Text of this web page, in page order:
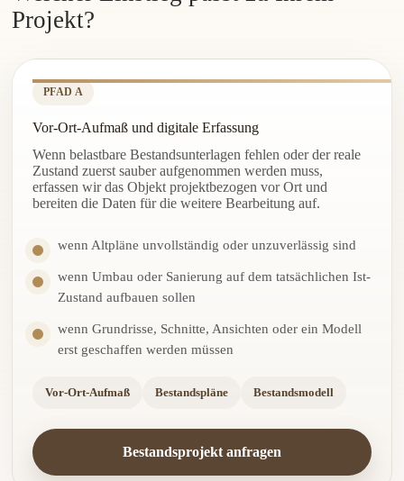
Projekt?
PFAD A
Vor-Ort-Aufmaß und digitale Erfassung
Wenn belastbare Bestandsunterlagen fehlen oder der reale
Zustand zuerst sauber aufgenommen werden muss,
erfassen wir das Objekt projektbezogen vor Ort und
bereiten die Daten für die weitere Bearbeitung auf.
wenn Altpläne unvollständig oder unzuverlässig sind
wenn Umbau oder Sanierung auf dem tatsächlichen Ist-
Zustand aufbauen sollen
wenn Grundrisse, Schnitte, Ansichten oder ein Modell
erst geschaffen werden müssen
Vor-Ort-Aufmaß Bestandspläne Bestandsmodell
Bestandsprojekt anfragen